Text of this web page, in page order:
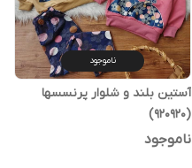
ناموجود
آستین بلند و شلوار پرنسسها
(920920)
ناموجود